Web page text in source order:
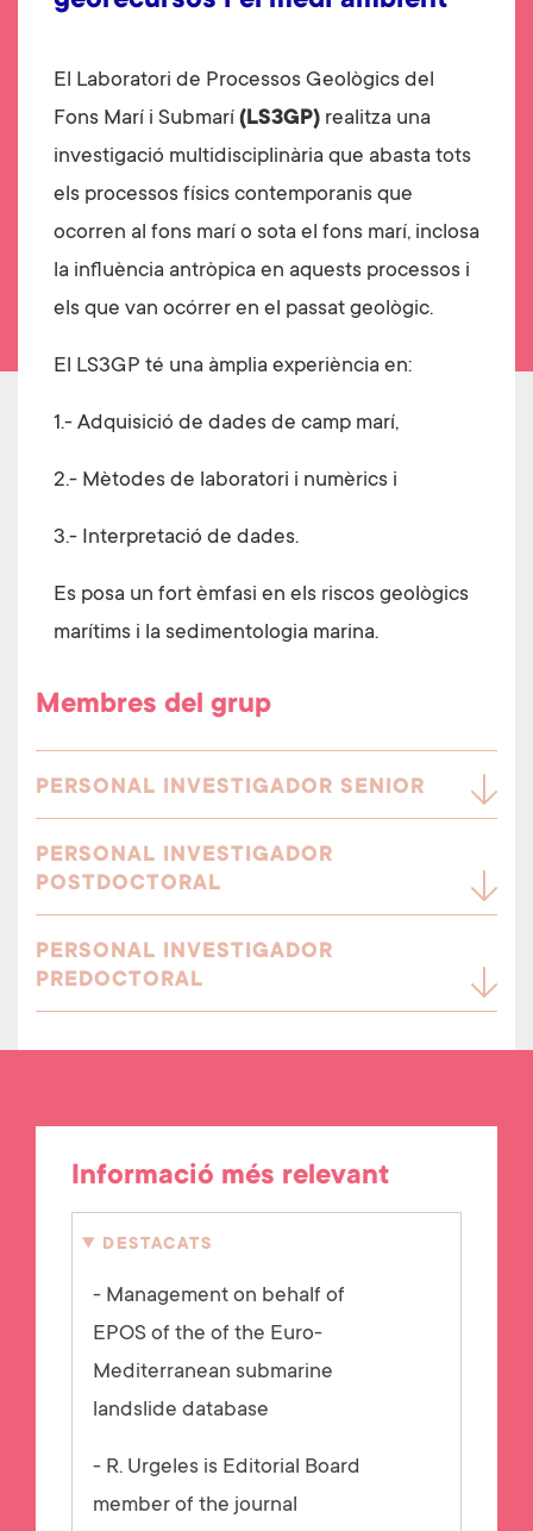
El Laboratori de Processos Geològics del
Fons Marí i Submarí (LS3GP) realitza una
investigació multidisciplinària que abasta tots
els processos físics contemporanis que
ocorren al fons marí o sota el fons marí, inclosa
la influència antròpica en aquests processos i
els que van ocórrer en el passat geològic.
El LS3GP té una àmplia experiència en:
1.- Adquisició de dades de camp marí,
2.- Mètodes de laboratori i numèrics i
3.- Interpretació de dades.
Es posa un fort èmfasi en els riscos geològics
marítims i la sedimentologia marina.
Membres del grup
PERSONAL INVESTIGADOR SENIOR
PERSONAL INVESTIGADOR
POSTDOCTORAL
PERSONAL INVESTIGADOR
PREDOCTORAL
Informació més relevant
DESTACATS
- Management on behalf of
EPOS of the of the Euro-
Mediterranean submarine
landslide database
- R. Urgeles is Editorial Board
member of the journal